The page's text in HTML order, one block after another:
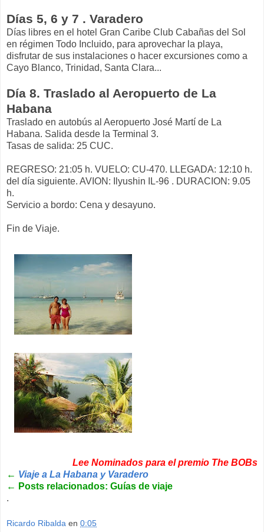
Días 5, 6 y 7 . Varadero
Días libres en el hotel Gran Caribe Club Cabañas del Sol
en régimen Todo Incluido, para aprovechar la playa,
disfrutar de sus instalaciones o hacer excursiones como a
Cayo Blanco, Trinidad, Santa Clara...
Día 8. Traslado al Aeropuerto de La
Habana
Traslado en autobús al Aeropuerto José Martí de La
Habana. Salida desde la Terminal 3.
Tasas de salida: 25 CUC.
REGRESO: 21:05 h. VUELO: CU-470. LLEGADA: 12:10 h.
del día siguiente. AVION: Ilyushin IL-96 . DURACION: 9.05
h.
Servicio a bordo: Cena y desayuno.
Fin de Viaje.
Lee Nominados para el premio The BOBs
← Viaje a La Habana y Varadero
← Posts relacionados: Guías de viaje
.
Ricardo Ribalda en 0:05